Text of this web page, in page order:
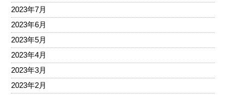
2023年7月
2023年6月
2023年5月
2023年4月
2023年3月
2023年2月